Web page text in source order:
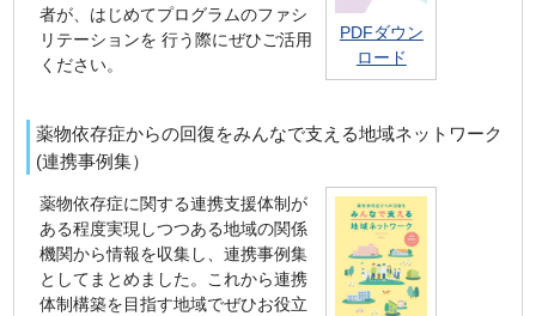
者が、はじめてプログラムのファシ
リテーションを 行う際にぜひご活用
ください。
PDFダウン
ロード
薬物依存症からの回復をみんなで支える地域ネットワーク
(連携事例集）
薬物依存症に関する連携支援体制が
ある程度実現しつつある地域の関係
機関から情報を収集し、連携事例集
としてまとめました。これから連携
体制構築を目指す地域でぜひお役立